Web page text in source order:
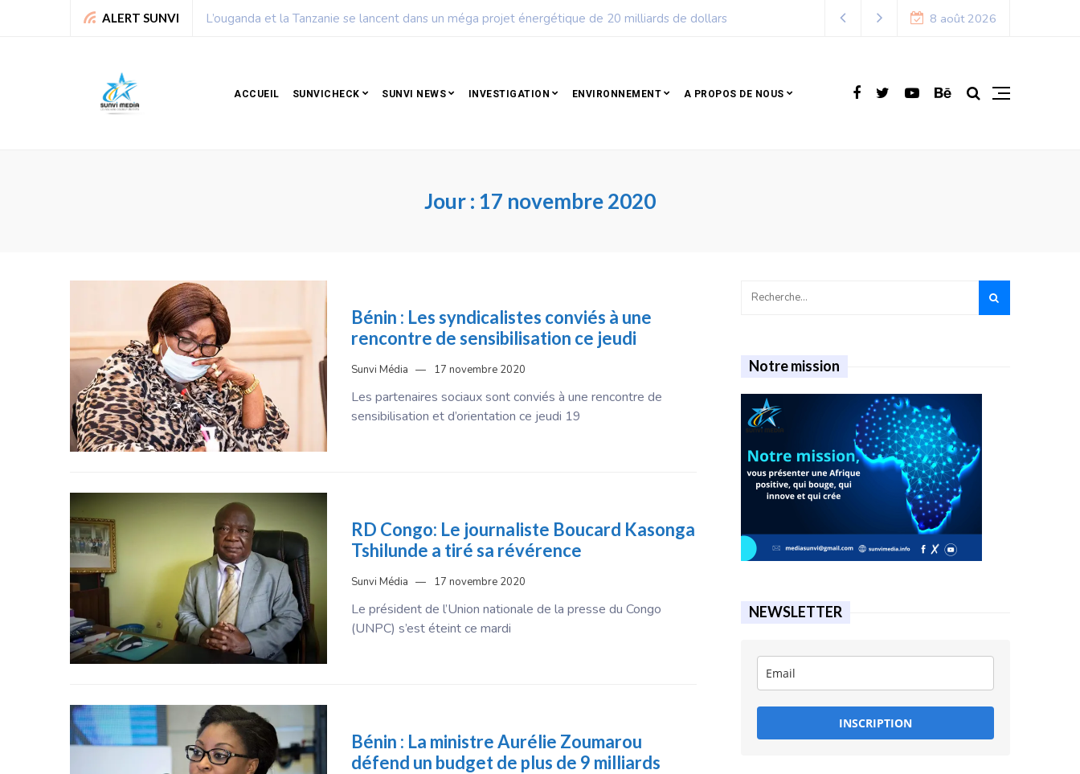
ALERT SUNVI L’ouganda et la Tanzanie se lancent dans un méga projet énergétique de 20 milliards de dollars 8 août 2026
ACCUEIL SUNVICHECK SUNVI NEWS INVESTIGATION ENVIRONNEMENT A PROPOS DE NOUS
Jour : 17 novembre 2020
Bénin : Les syndicalistes conviés à une
rencontre de sensibilisation ce jeudi
Sunvi Média 17 novembre 2020
Les partenaires sociaux sont conviés à une rencontre de
sensibilisation et d’orientation ce jeudi 19
RD Congo: Le journaliste Boucard Kasonga
Tshilunde a tiré sa révérence
Sunvi Média 17 novembre 2020
Le président de l’Union nationale de la presse du Congo
(UNPC) s’est éteint ce mardi
Bénin : La ministre Aurélie Zoumarou
défend un budget de plus de 9 milliards
Notre mission
NEWSLETTER
INSCRIPTION